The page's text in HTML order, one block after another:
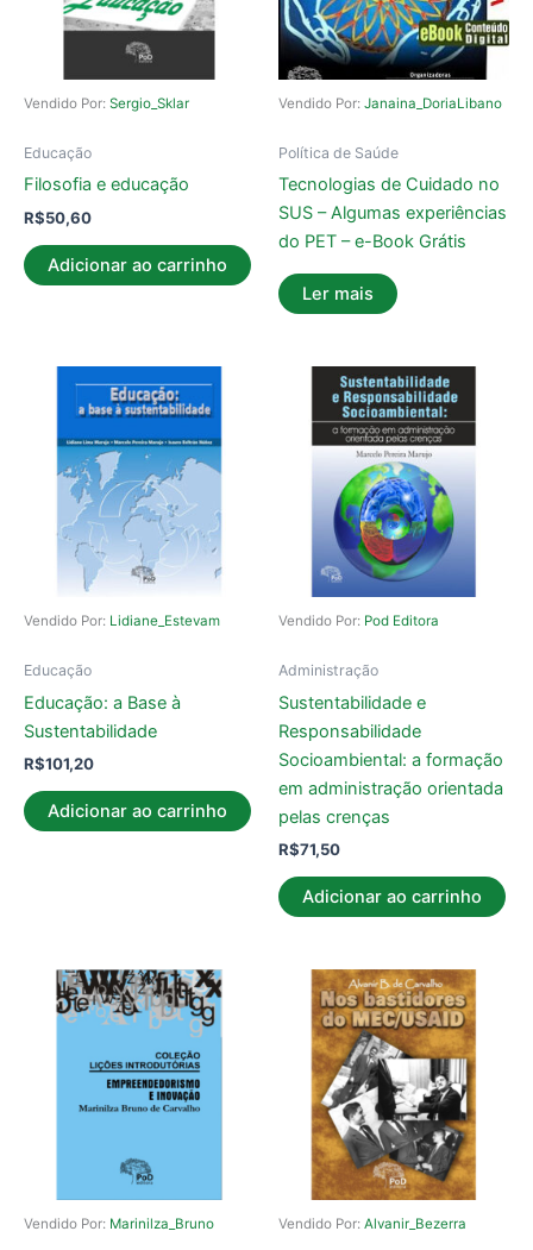
Vendido Por: Sergio_Sklar
Educação
Filosofia e educação
R$50,60
Adicionar ao carrinho
Vendido Por: Janaina_DoriaLibano
Política de Saúde
Tecnologias de Cuidado no
SUS – Algumas experiências
do PET – e-Book Grátis
Ler mais
Vendido Por: Lidiane_Estevam
Educação
Educação: a Base à
Sustentabilidade
R$101,20
Adicionar ao carrinho
Vendido Por: Pod Editora
Administração
Sustentabilidade e
Responsabilidade
Socioambiental: a formação
em administração orientada
pelas crenças
R$71,50
Adicionar ao carrinho
Vendido Por: Marinilza_Bruno Vendido Por: Alvanir_Bezerra